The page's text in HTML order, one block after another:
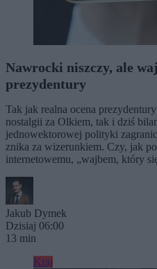
Nawrocki niszczy, ale
prezydentury
Tak jak realna ocena
nostalgii za Olkiem, tak i dziś
jednowektorowej polityki
znika za wizerunkiem. Czy, jak
internetowemu, „wajbem, który
Jakub Dymek
Dzisiaj 06:00
13 min
Kraj